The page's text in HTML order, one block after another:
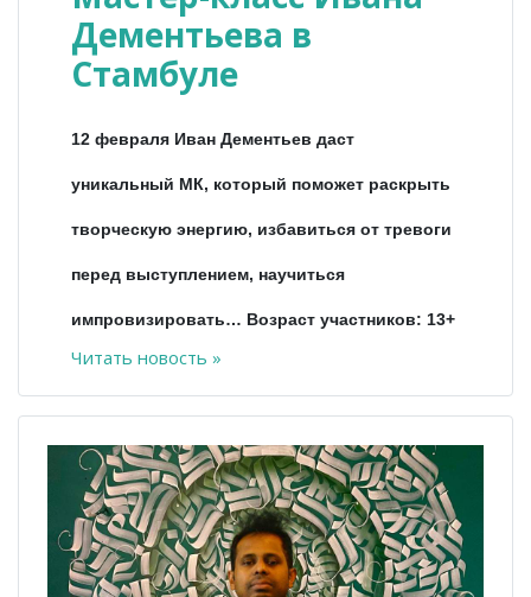
Дементьева в
Стамбуле
12 февраля Иван Дементьев даст
уникальный МК, который поможет раскрыть
творческую энергию, избавиться от тревоги
перед выступлением, научиться
импровизировать… Возраст участников: 13+
Читать новость »